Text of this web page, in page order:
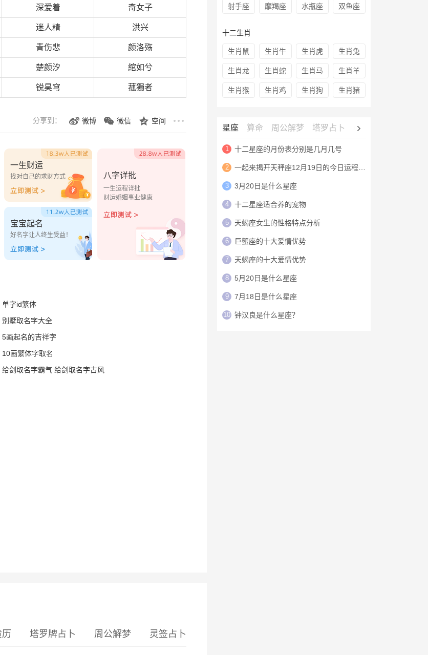
深爱着 奇女子
迷人精 洪兴
青伤悲 颜洛殇
楚颜汐 綰如兮
锐昊穹 菰獨者
分享到： 微博 微信 空间
一生财运
找对自己的求财方式
宝宝起名
好名字让人终生受益！
八字详批
一生运程详批
财运婚姻事业健康
单字id繁体
别墅取名字大全
5画起名的吉祥字
10画繁体字取名
给剑取名字霸气 给剑取名字古风
塔罗牌占卜 周公解梦 灵签占卜
射手座 摩羯座 水瓶座 双鱼座
十二生肖
生肖鼠 生肖牛 生肖虎 生肖兔
生肖龙 生肖蛇 生肖马 生肖羊
生肖猴 生肖鸡 生肖狗 生肖猪
星座 算命 周公解梦 塔罗占卜 心理测试
1 十二星座的月份表分别是几月几号
2 一起来揭开天秤座12月19日的今日运程查询
3 3月20日是什么星座
4 十二星座适合养的宠物
5 天蝎座女生的性格特点分析
6 巨蟹座的十大爱情优势
7 天蝎座的十大爱情优势
8 5月20日是什么星座
9 7月18日是什么星座
10 钟汉良是什么星座？